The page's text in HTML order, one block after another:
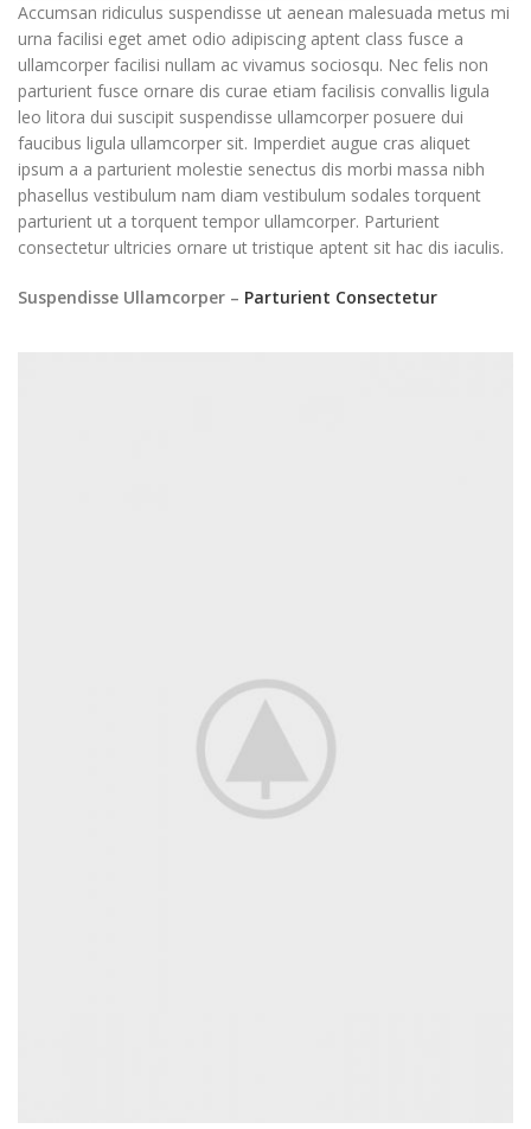
Accumsan ridiculus suspendisse ut aenean malesuada metus mi
urna facilisi eget amet odio adipiscing aptent class fusce a
ullamcorper facilisi nullam ac vivamus sociosqu. Nec felis non
parturient fusce ornare dis curae etiam facilisis convallis ligula
leo litora dui suscipit suspendisse ullamcorper posuere dui
faucibus ligula ullamcorper sit. Imperdiet augue cras aliquet
ipsum a a parturient molestie senectus dis morbi massa nibh
phasellus vestibulum nam diam vestibulum sodales torquent
parturient ut a torquent tempor ullamcorper. Parturient
consectetur ultricies ornare ut tristique aptent sit hac dis iaculis.
Suspendisse Ullamcorper – Parturient Consectetur